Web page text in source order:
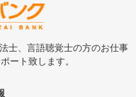
士、言語聴覚士の方のお仕事
ート致します。